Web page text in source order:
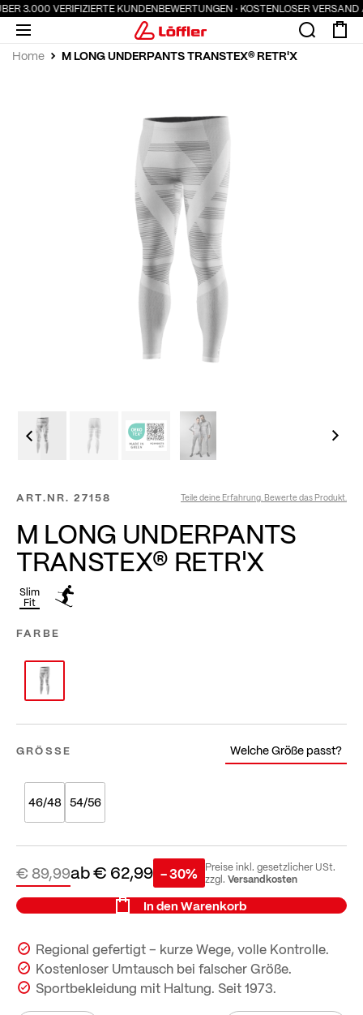
VERIFIZIERTE KUNDENBEWERTUNGEN · KOSTENLOSER VERSAND
Home M LONG UNDERPANTS TRANSTEX® RETR'X
ART.NR. 27158 Teile deine Erfahrung. Bewerte das Produkt.
M LONG UNDERPANTS
TRANSTEX® RETR'X
Slim
Fit
FARBE
GRÖSSE Welche Größe passt?
46/48 54/56
ab€ 62,99
€ 89,99 - 30% Preise inkl. gesetzlicher USt.
zzgl. Versandkosten
In den Warenkorb
Regional gefertigt – kurze Wege, volle Kontrolle.
Kostenloser Umtausch bei falscher Größe.
Sportbekleidung mit Haltung. Seit 1973.